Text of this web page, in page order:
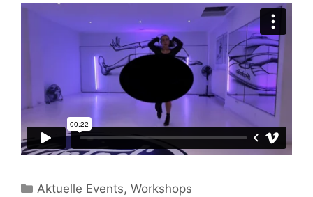
Kategorien
Aktuelle Events,Workshops